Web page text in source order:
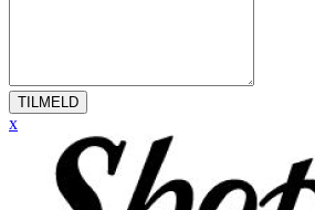
TILMELD
x